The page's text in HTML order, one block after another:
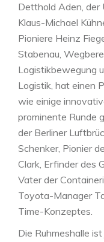
Detthold Aden, der
Klaus-Michael
Pioniere Heinz
Stabenau,
Logistikbewegung
Logistik, hat einen
wie einige
prominente Runde
der Berliner
Schenker, Pionier
Clark, Erfinder des
Vater der
Toyota-Manager
Time-Konzeptes.
Die Ruhmeshalle